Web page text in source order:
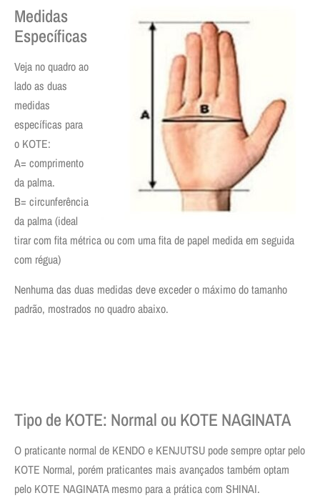
Medidas
Específicas
Veja no quadro ao
lado as duas
medidas
específicas para
o KOTE:
A= comprimento
da palma.
B= circunferência
da palma (ideal
tirar com fita métrica ou com uma fita de papel medida em seguida
com régua)
Nenhuma das duas medidas deve exceder o máximo do tamanho
padrão, mostrados no quadro abaixo.
Tipo de KOTE: Normal ou KOTE NAGINATA
O praticante normal de KENDO e KENJUTSU pode sempre optar pelo
KOTE Normal, porém praticantes mais avançados também optam
pelo KOTE NAGINATA mesmo para a prática com SHINAI.